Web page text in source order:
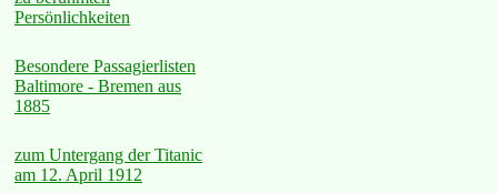
Persönlichkeiten
Besondere Passagierlisten
Baltimore - Bremen aus
1885
zum Untergang der Titanic
am 12. April 1912